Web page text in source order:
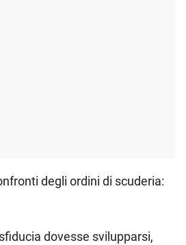
degli ordini di scuderia:
dovesse svilupparsi,